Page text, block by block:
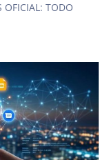
OFICIAL: TODO